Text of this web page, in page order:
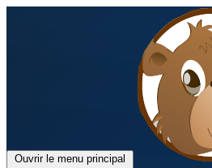
Ouvrir le menu principal